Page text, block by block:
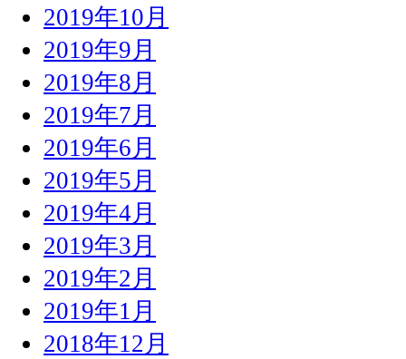
2019年10月
2019年9月
2019年8月
2019年7月
2019年6月
2019年5月
2019年4月
2019年3月
2019年2月
2019年1月
2018年12月